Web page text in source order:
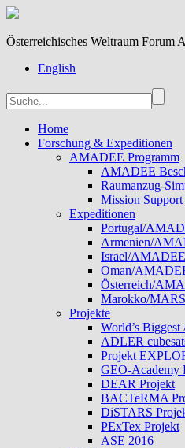
Österreichisches Weltraum Forum
English
Home
Forschung & Expeditionen
AMADEE Programm
AMADEE
Raumanzug-
Mission Support
Expeditionen
Portugal/
Armenien/
Israel/
Oman/
Österreich/
Marokko/
Projekte
World’s Biggest
ADLER
Projekt
GEO-Academy
DEAR Projekt
BACTeRMA
DiSTARS
PExTex Projekt
ASE 2016